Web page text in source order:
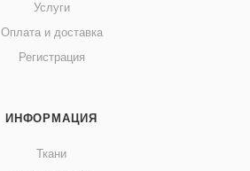
Услуги
Оплата и доставка
Регистрация
ИНФОРМАЦИЯ
Ткани